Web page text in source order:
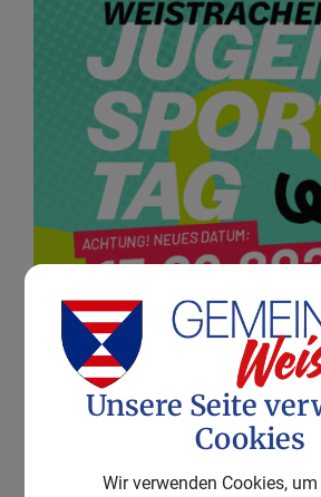
Unsere Seite
Cookies
Wir verwenden Cookies,